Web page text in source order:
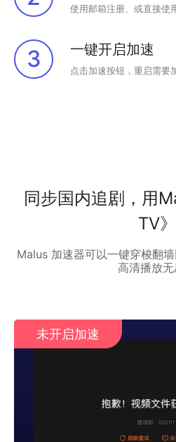
使用邮箱注册、或直接使
3 一键开启加速
点击加速按钮，重启需要
同步国内追剧，用
TV》
Malus 加速器可以一键穿梭翻
高清播放无
未开启加速